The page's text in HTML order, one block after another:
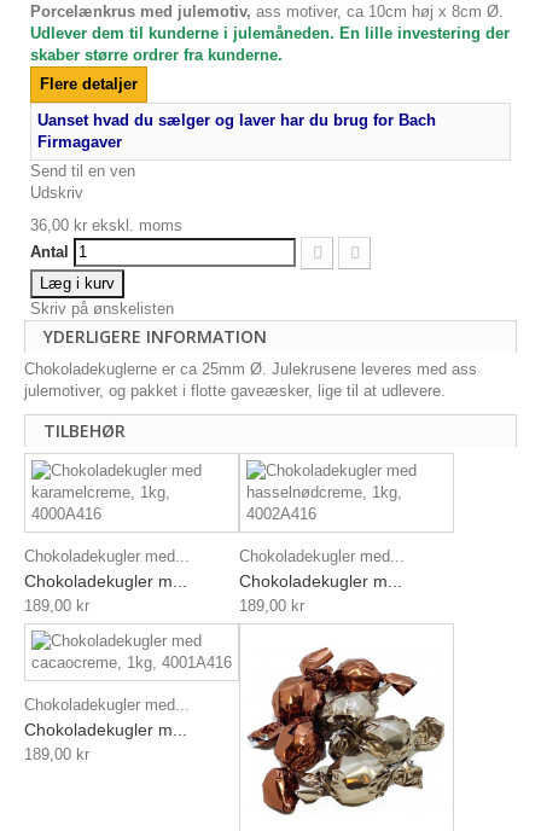
Porcelænkrus med julemotiv, ass motiver, ca 10cm høj x 8cm Ø.
Udlever dem til kunderne i julemåneden. En lille investering der
skaber større ordrer fra kunderne.
Flere detaljer
Uanset hvad du sælger og laver har du brug for Bach
Firmagaver
Send til en ven
Udskriv
36,00 kr ekskl. moms
Antal
Læg i kurv
Skriv på ønskelisten
YDERLIGERE INFORMATION
Chokoladekuglerne er ca 25mm Ø. Julekrusene leveres med ass
julemotiver, og pakket i flotte gaveæsker, lige til at udlevere.
TILBEHØR
Chokoladekugler med...
Chokoladekugler m...
189,00 kr
Chokoladekugler med...
Chokoladekugler m...
189,00 kr
Chokoladekugler med...
Chokoladekugler m...
189,00 kr